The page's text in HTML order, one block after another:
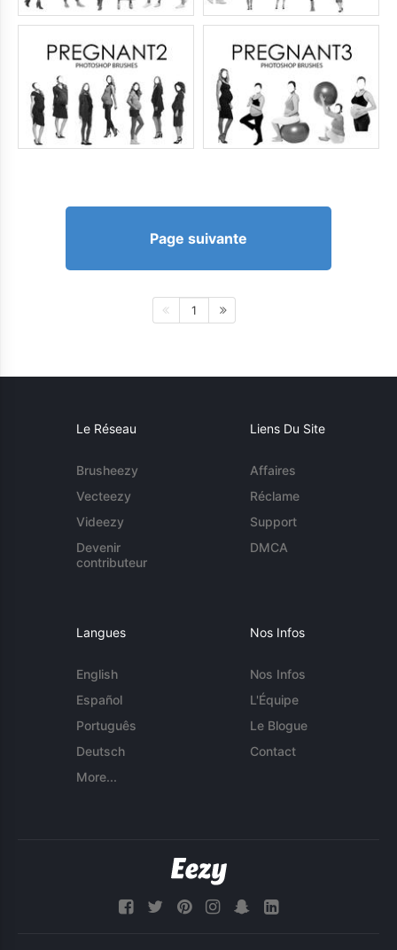
Page suivante
1
Le Réseau
Brusheezy
Vecteezy
Videezy
Devenir
contributeur
Liens Du Site
Affaires
Réclame
Support
DMCA
Langues
English
Español
Português
Deutsch
More...
Nos Infos
Nos Infos
L'Équipe
Le Blogue
Contact